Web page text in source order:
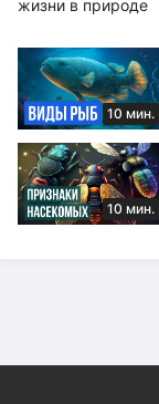
10 мин.
10 мин.